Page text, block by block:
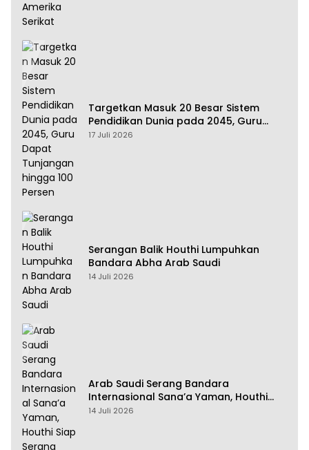
Targetkan Masuk 20 Besar Sistem
Pendidikan Dunia pada 2045, Guru
Dapat Tunjangan hingga 100 Persen
17 Juli 2026
Serangan Balik Houthi Lumpuhkan
Bandara Abha Arab Saudi
14 Juli 2026
Arab Saudi Serang Bandara
Internasional Sana’a Yaman, Houthi
Siap Serang Balik
14 Juli 2026